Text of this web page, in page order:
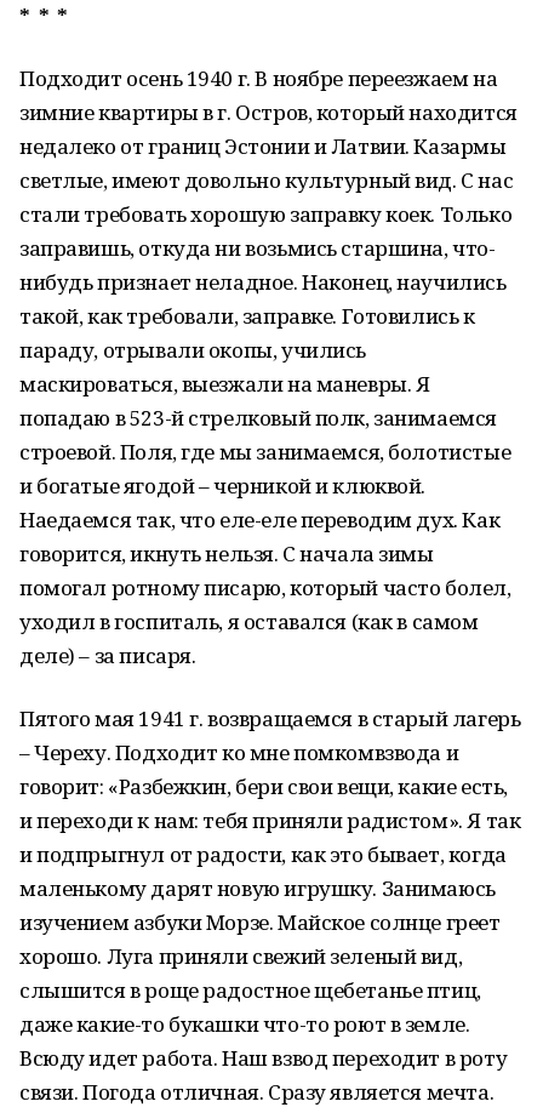
* * *
Подходит осень 1940 г. В ноябре переезжаем на
зимние квартиры в г. Остров, который находится
недалеко от границ Эстонии и Латвии. Казармы
светлые, имеют довольно культурный вид. С нас
стали требовать хорошую заправку коек. Только
заправишь, откуда ни возьмись старшина, что-
нибудь признает неладное. Наконец, научились
такой, как требовали, заправке. Готовились к
параду, отрывали окопы, учились
маскироваться, выезжали на маневры. Я
попадаю в 523-й стрелковый полк, занимаемся
строевой. Поля, где мы занимаемся, болотистые
и богатые ягодой – черникой и клюквой.
Наедаемся так, что еле-еле переводим дух. Как
говорится, икнуть нельзя. С начала зимы
помогал ротному писарю, который часто болел,
уходил в госпиталь, я оставался (как в самом
деле) – за писаря.
Пятого мая 1941 г. возвращаемся в старый лагерь
– Череху. Подходит ко мне помкомвзвода и
говорит: «Разбежкин, бери свои вещи, какие есть,
и переходи к нам: тебя приняли радистом». Я так
и подпрыгнул от радости, как это бывает, когда
маленькому дарят новую игрушку. Занимаюсь
изучением азбуки Морзе. Майское солнце греет
хорошо. Луга приняли свежий зеленый вид,
слышится в роще радостное щебетанье птиц,
даже какие-то букашки что-то роют в земле.
Всюду идет работа. Наш взвод переходит в роту
связи. Погода отличная. Сразу является мечта.